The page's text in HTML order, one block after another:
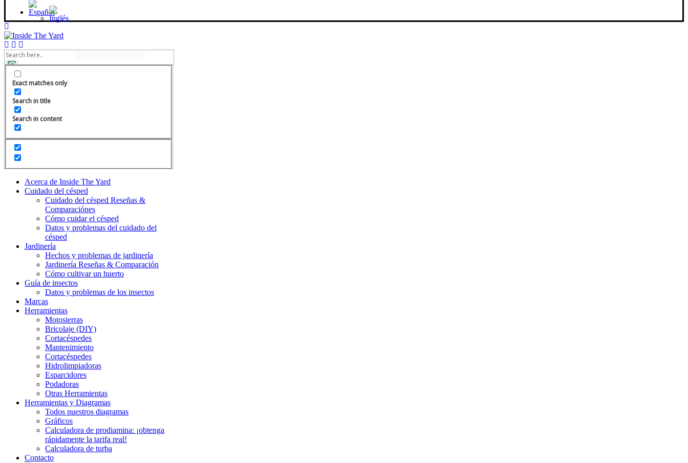
Exact matches only
Search in title
Search in content
Acerca de Inside The Yard
Cuidado del césped
Cuidado del césped Reseñas &
Comparaciónes
Cómo cuidar el césped
Datos y problemas del cuidado del
césped
Jardinería
Hechos y problemas de jardinería
Jardinería Reseñas & Comparación
Cómo cultivar un huerto
Guía de insectos
Datos y problemas de los insectos
Marcas
Herramientas
Motosierras
Bricolaje (DIY)
Cortacéspedes
Mantenimiento
Cortacéspedes
Hidrolimpiadoras
Esparcidores
Podadoras
Otras Herramientas
Herramientas y Diagramas
Todos nuestros diagramas
Gráficos
Calculadora de prodiamina: ¡obtenga
rápidamente la tarifa real!
Calculadora de turba
Contacto